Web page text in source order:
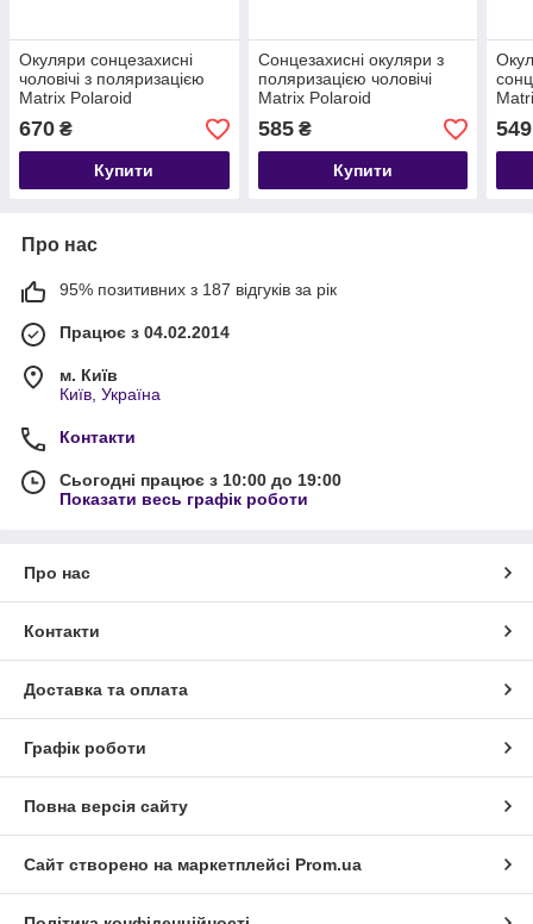
Окуляри сонцезахисні
чоловічі з поляризацією
Matrix Polaroid
670 ₴
Купити
Сонцезахисні окуляри з
поляризацією чоловічі
Matrix Polaroid
585₴
Купити
549
Про нас
95% позитивних з 187 відгуків за рік
Працює з 04.02.2014
м. Київ
Київ, Україна
Контакти
Сьогодні працює з 10:00 до 19:00
Показати весь графік роботи
Про нас
Контакти
Доставка та оплата
Графік роботи
Повна версія сайту
Сайт створено на маркетплейсі Prom.ua